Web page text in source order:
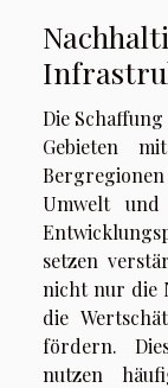
Die
Gebieten
Umwelt und
setzen
nicht nur die
die
fördern.
nutzen